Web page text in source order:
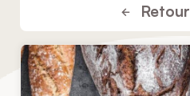
Retour